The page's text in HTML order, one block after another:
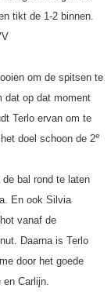
tikt de 1-2 binnen.
om de spitsen te
dat op dat moment
Terlo ervan om te
doel schoon de 2e
bal rond te laten
En ook Silvia
vanaf de
Daarna is Terlo
door het goede
Carlijn.